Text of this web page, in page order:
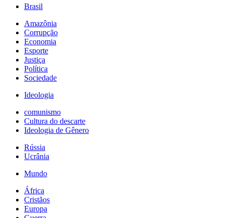
Brasil
Amazônia
Corrupção
Economia
Esporte
Justiça
Política
Sociedade
Ideologia
comunismo
Cultura do descarte
Ideologia de Gênero
Rússia
Ucrânia
Mundo
África
Cristãos
Europa